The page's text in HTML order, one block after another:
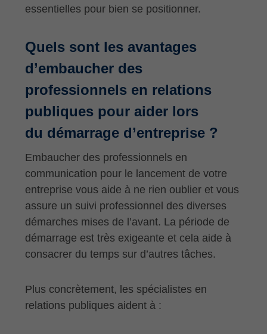
essentielles pour bien se positionner.
Quels sont les avantages
d’embaucher des
professionnels en relations
publiques pour aider lors
du démarrage d’entreprise ?
Embaucher des professionnels en
communication pour le lancement de votre
entreprise vous aide à ne rien oublier et vous
assure un suivi professionnel des diverses
démarches mises de l’avant. La période de
démarrage est très exigeante et cela aide à
consacrer du temps sur d’autres tâches.
Plus concrètement, les spécialistes en
relations publiques aident à :